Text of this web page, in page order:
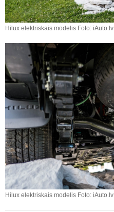
Hilux elektriskais modelis Foto: iAuto.lv
Hilux elektriskais modelis Foto: iAuto.lv